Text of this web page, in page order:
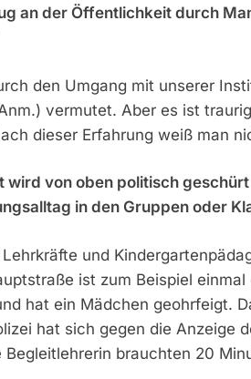
an der Öffentlichkeit durch
den Umgang mit unserer
vermutet. Aber es ist
dieser Erfahrung weiß man
wird von oben politisch
in den Gruppen oder
und
ist zum Beispiel
hat ein Mädchen geohrfeigt.
hat sich gegen die Anzeige
Begleitlehrerin brauchten 20